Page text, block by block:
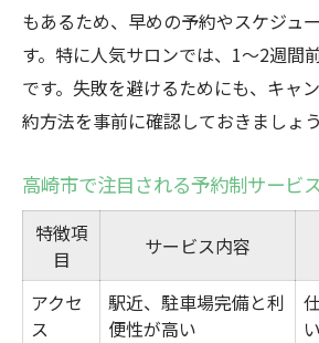
もあるため、早めの予約やスケジュ
す。特に人気サロンでは、1～2週間
です。失敗を避けるためにも、キャ
約方法を事前に確認しておきましょう
高崎市で注目される予約制サービ
特徴項
目
サービス内容
アクセ
ス
駅近、駐車場完備と利
便性が高い